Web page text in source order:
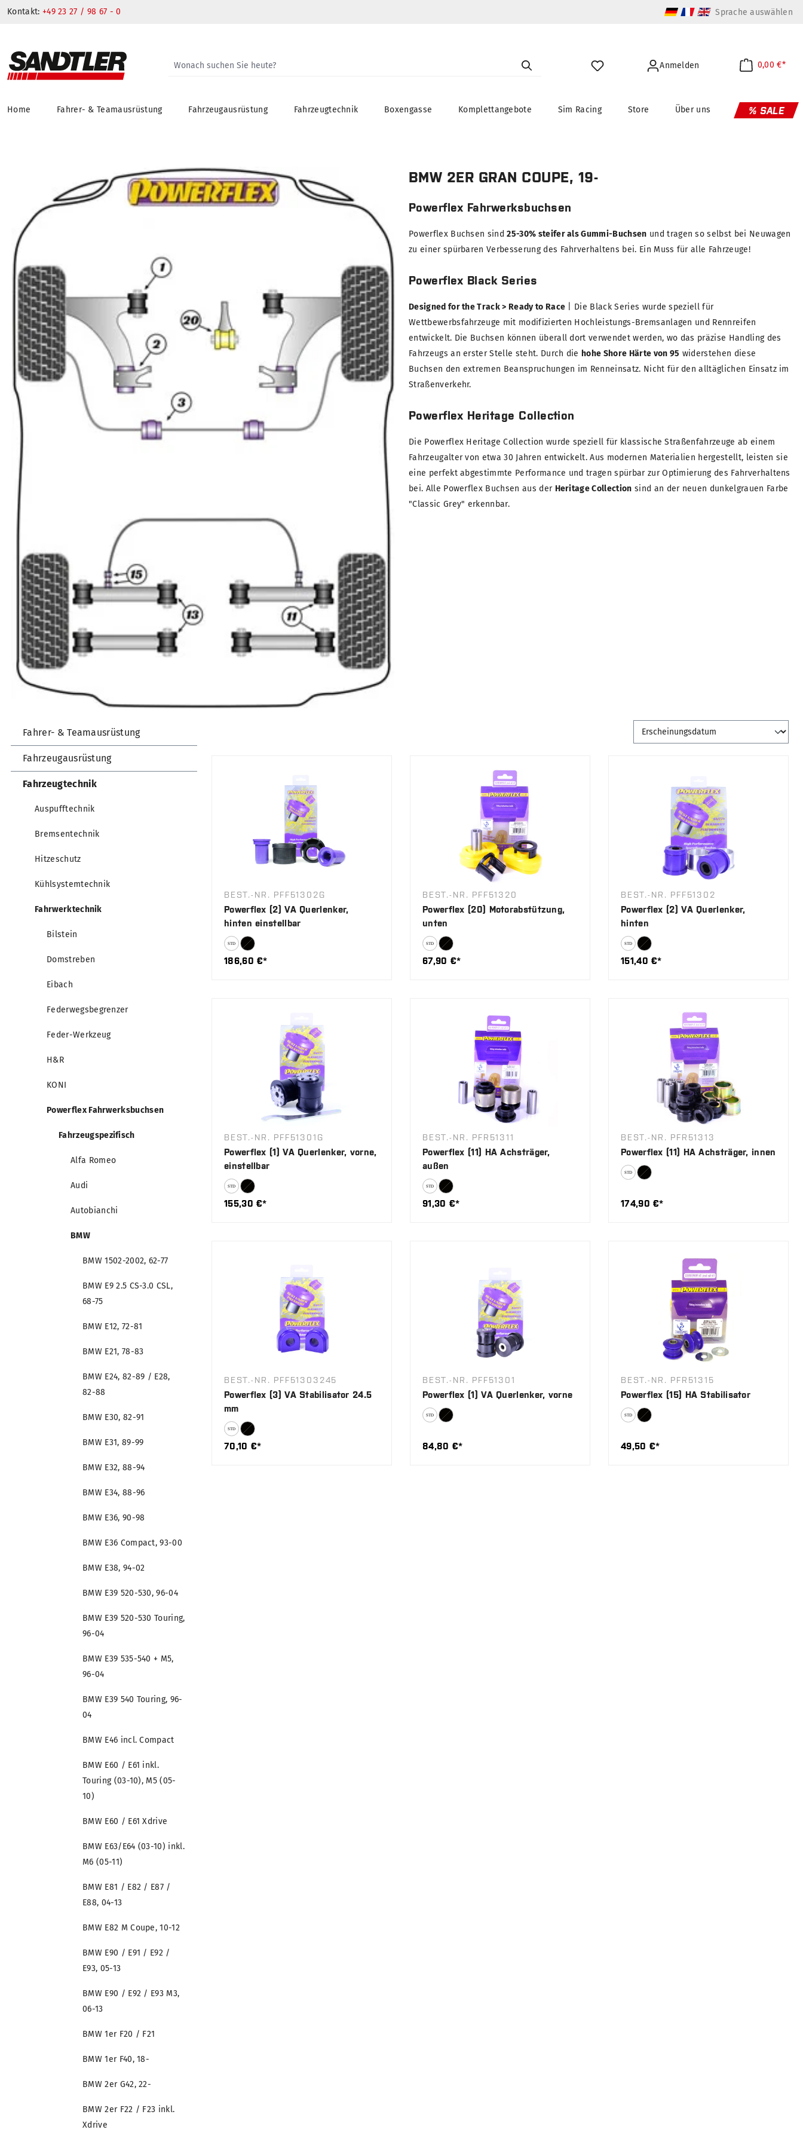
Kontakt: +49 23 27 / 98 67 - 0 Sprache auswählen
Anmelden 0,00 €*
Home Fahrer- & Teamausrüstung Fahrzeugausrüstung Fahrzeugtechnik Boxengasse Komplettangebote Sim Racing Store Über uns % SALE
BMW 2ER GRAN COUPE, 19-
Powerflex Fahrwerksbuchsen
Powerflex Buchsen sind25-30% steifer als Gummi-Buchsen und tragen so selbst bei Neuwagen
zu einer spürbaren Verbesserung des Fahrverhaltens bei. Ein Muss für alle Fahrzeuge!
Powerflex Black Series
Designed for the Track > Ready to Race | Die Black Series wurde speziell für
Wettbewerbsfahrzeuge mit modifizierten Hochleistungs-Bremsanlagen und Rennreifen
entwickelt. Die Buchsen können überall dort verwendet werden, wo das präzise Handling des
Fahrzeugs an erster Stelle steht. Durch die hohe Shore Härte von 95 widerstehen diese
Buchsen den extremen Beanspruchungen im Renneinsatz. Nicht für den alltäglichen Einsatz im
Straßenverkehr.
Powerflex Heritage Collection
Die Powerflex Heritage Collection wurde speziell für klassische Straßenfahrzeuge ab einem
Fahrzeugalter von etwa 30 Jahren entwickelt. Aus modernen Materialien hergestellt, leisten sie
eine perfekt abgestimmte Performance und tragen spürbar zur Optimierung des Fahrverhaltens
bei. Alle Powerflex Buchsen aus der Heritage Collection sind an der neuen dunkelgrauen Farbe
"Classic Grey" erkennbar.
Fahrer- & Teamausrüstung
Fahrzeugausrüstung
Fahrzeugtechnik
Auspufftechnik
Bremsentechnik
Hitzeschutz
Kühlsystemtechnik
Fahrwerktechnik
Bilstein
Domstreben
Eibach
Federwegsbegrenzer
Feder-Werkzeug
H&R
KONI
Powerflex Fahrwerksbuchsen
Fahrzeugspezifisch
Alfa Romeo
Audi
Autobianchi
BMW
BMW 1502-2002, 62-77
BMW E9 2.5 CS-3.0 CSL,
68-75
BMW E12, 72-81
BMW E21, 78-83
BMW E24, 82-89 / E28,
82-88
BMW E30, 82-91
BMW E31, 89-99
BMW E32, 88-94
BMW E34, 88-96
BMW E36, 90-98
BMW E36 Compact, 93-00
BMW E38, 94-02
BMW E39 520-530, 96-04
BMW E39 520-530 Touring,
96-04
BMW E39 535-540 + M5,
96-04
BMW E39 540 Touring, 96-
04
BMW E46 incl. Compact
BMW E60 / E61 inkl.
Touring (03-10), M5 (05-
10)
BMW E60 / E61 Xdrive
BMW E63/E64 (03-10) inkl.
M6 (05-11)
BMW E81 / E82 / E87 /
E88, 04-13
BMW E82 M Coupe, 10-12
BMW E90 / E91 / E92 /
E93, 05-13
BMW E90 / E92 / E93 M3,
06-13
BMW 1er F20 / F21
BMW 1er F40, 18-
BMW 2er G42, 22-
BMW 2er F22 / F23 inkl.
Xdrive
BEST.-NR. PFF51302G
Powerflex (2) VA Querlenker,
hinten einstellbar
186,60 €*
BEST.-NR. PFF51320
Powerflex (20) Motorabstützung,
unten
67,90 €*
BEST.-NR. PFF51302
Powerflex (2) VA Querlenker,
hinten
151,40 €*
BEST.-NR. PFF51301G
Powerflex (1) VA Querlenker, vorne,
einstellbar
155,30 €*
BEST.-NR. PFR51311
Powerflex (11) HA Achsträger,
außen
91,30 €*
BEST.-NR. PFR51313
Powerflex (11) HA Achsträger, innen
174,90 €*
BEST.-NR. PFF51303245
Powerflex (3) VA Stabilisator 24.5
mm
70,10 €*
BEST.-NR. PFF51301
Powerflex (1) VA Querlenker, vorne
84,80 €*
BEST.-NR. PFR51315
Powerflex (15) HA Stabilisator
49,50 €*